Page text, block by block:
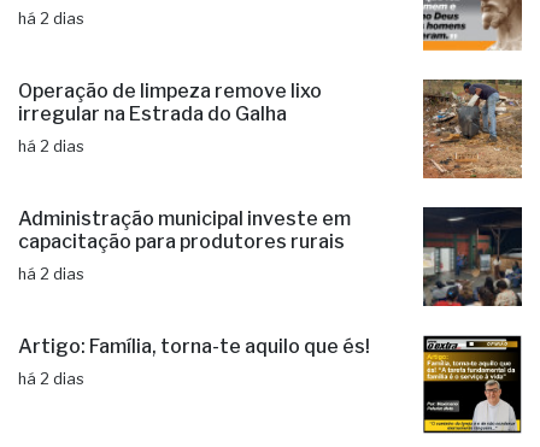
há 2 dias
Operação de limpeza remove lixo
irregular na Estrada do Galha
há 2 dias
Administração municipal investe em
capacitação para produtores rurais
há 2 dias
Artigo: Família, torna-te aquilo que és!
há 2 dias